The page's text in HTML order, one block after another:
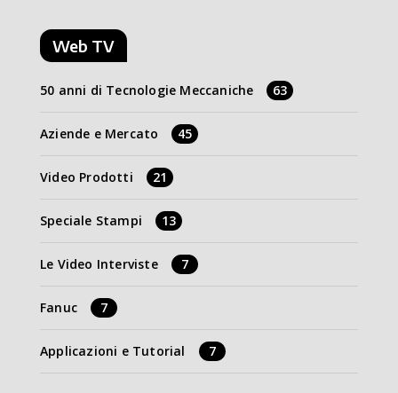
Web TV
50 anni di Tecnologie Meccaniche 63
Aziende e Mercato 45
Video Prodotti 21
Speciale Stampi 13
Le Video Interviste 7
Fanuc 7
Applicazioni e Tutorial 7